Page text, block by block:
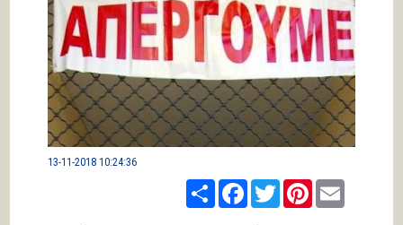
13-11-2018 10:24:36
ShareFacebook
TwitterPinterestEmail